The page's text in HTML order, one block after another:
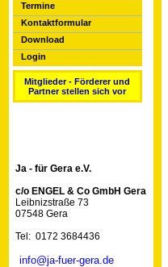
Termine
Kontaktformular
Download
Login
Mitglieder - Förderer und
Partner stellen sich vor
Ja - für Gera e.V.
c/o ENGEL & Co GmbH Gera
Leibnizstraße 73
07548 Gera
Tel: 0172 3684436
info@ja-fuer-gera.de